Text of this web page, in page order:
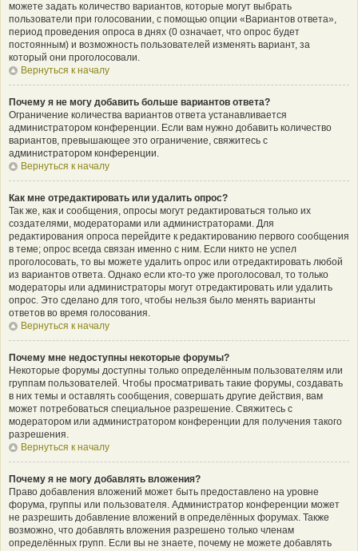
можете задать количество вариантов, которые могут выбрать
пользователи при голосовании, с помощью опции «Вариантов ответа»,
период проведения опроса в днях (0 означает, что опрос будет
постоянным) и возможность пользователей изменять вариант, за
который они проголосовали.
Вернуться к началу
Почему я не могу добавить больше вариантов ответа?
Ограничение количества вариантов ответа устанавливается
администратором конференции. Если вам нужно добавить количество
вариантов, превышающее это ограничение, свяжитесь с
администратором конференции.
Вернуться к началу
Как мне отредактировать или удалить опрос?
Так же, как и сообщения, опросы могут редактироваться только их
создателями, модераторами или администраторами. Для
редактирования опроса перейдите к редактированию первого сообщения
в теме; опрос всегда связан именно с ним. Если никто не успел
проголосовать, то вы можете удалить опрос или отредактировать любой
из вариантов ответа. Однако если кто-то уже проголосовал, то только
модераторы или администраторы могут отредактировать или удалить
опрос. Это сделано для того, чтобы нельзя было менять варианты
ответов во время голосования.
Вернуться к началу
Почему мне недоступны некоторые форумы?
Некоторые форумы доступны только определённым пользователям или
группам пользователей. Чтобы просматривать такие форумы, создавать
в них темы и оставлять сообщения, совершать другие действия, вам
может потребоваться специальное разрешение. Свяжитесь с
модератором или администратором конференции для получения такого
разрешения.
Вернуться к началу
Почему я не могу добавлять вложения?
Право добавления вложений может быть предоставлено на уровне
форума, группы или пользователя. Администратор конференции может
не разрешить добавление вложений в определённых форумах. Также
возможно, что добавлять вложения разрешено только членам
определённых групп. Если вы не знаете, почему не можете добавлять